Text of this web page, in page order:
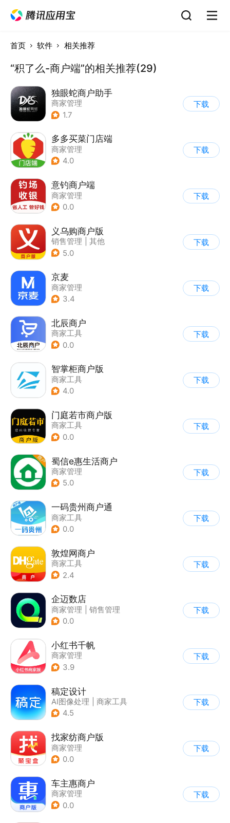
首页 软件 相关推荐
“积了么-商户端”的相关推荐(29)
独眼蛇商户助手
商家管理
1.7
下载
多多买菜门店端
商家管理
4.0
下载
意钓商户端
商家管理
0.0
下载
义乌购商户版
销售管理
其他
5.0
下载
京麦
商家管理
3.4
下载
北辰商户
商家工具
0.0
下载
智掌柜商户版
商家工具
4.0
下载
门庭若市商户版
商家工具
0.0
下载
蜀信e惠生活商户
商家管理
5.0
下载
一码贵州商户通
商家工具
0.0
下载
敦煌网商户
商家工具
2.4
下载
企迈数店
商家管理
销售管理
0.0
下载
小红书千帆
商家管理
3.9
下载
稿定设计
AI图像处理
商家工具
4.5
下载
找家纺商户版
商家管理
0.0
下载
车主惠商户
商家管理
0.0
下载